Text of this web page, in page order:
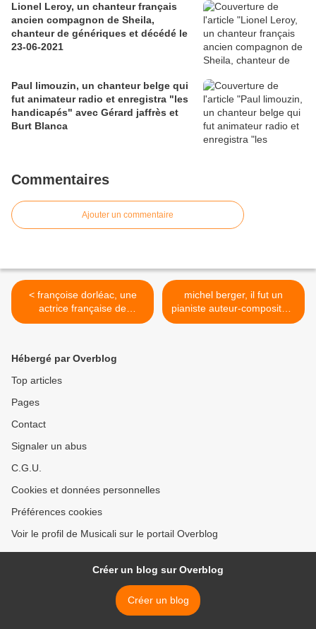
Lionel Leroy, un chanteur français
ancien compagnon de Sheila,
chanteur de génériques et décédé le
23-06-2021
Paul limouzin, un chanteur belge qui
fut animateur radio et enregistra "les
handicapés" avec Gérard jaffrès et
Burt Blanca
Commentaires
Ajouter un commentaire
< françoise dorléac, une
actrice française de
légende qui était la soeur
un accident de la route
michel berger, il fut un
pianiste auteur-compositeur
interprète, directeur
Hébergé par Overblog
Top articles
Pages
Contact
Signaler un abus
C.G.U.
Cookies et données personnelles
Préférences cookies
Voir le profil de Musicali sur le portail Overblog
Créer un blog sur Overblog
Créer un blog